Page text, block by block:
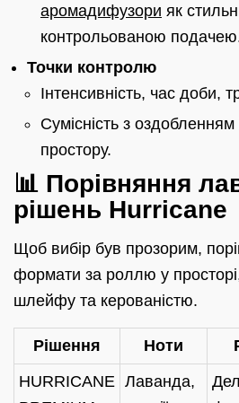
аромадифузори як
контрольованою
Точки контролю
Інтенсивність, час доби,
Сумісність з оздобленням
простору.
📊 Порівняння
рішень Hurricane
Щоб вибір був прозорим,
формати за роллю у
шлейфу та керованістю.
Рішення Ноти
HURRICANE Лаванда,